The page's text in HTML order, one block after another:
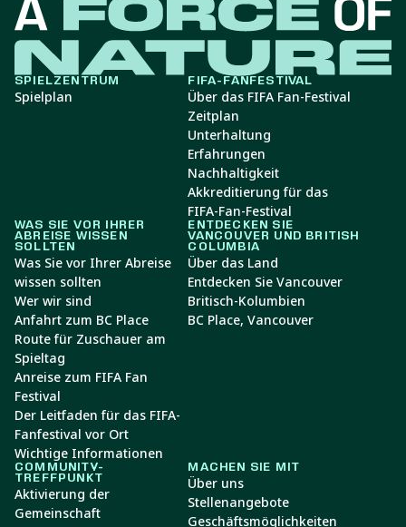
SPIELZENTRUM
Spielplan
FIFA-FANFESTIVAL
Über das FIFA Fan-Festival
Zeitplan
Unterhaltung
Erfahrungen
Nachhaltigkeit
Akkreditierung für das
FIFA-Fan-Festival
WAS SIE VOR IHRER
ABREISE WISSEN
SOLLTEN
Was Sie vor Ihrer Abreise
wissen sollten
Wer wir sind
Anfahrt zum BC Place
Route für Zuschauer am
Spieltag
Anreise zum FIFA Fan
Festival
Der Leitfaden für das FIFA-
Fanfestival vor Ort
Wichtige Informationen
ENTDECKEN SIE
VANCOUVER UND BRITISH
COLUMBIA
Über das Land
Entdecken Sie Vancouver
Britisch-Kolumbien
BC Place, Vancouver
COMMUNITY-
TREFFPUNKT
Aktivierung der
Gemeinschaft
MACHEN SIE MIT
Über uns
Stellenangebote
Geschäftsmöglichkeiten